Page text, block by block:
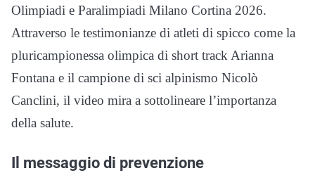
Olimpiadi e Paralimpiadi Milano Cortina 2026.
Attraverso le testimonianze di atleti di spicco come la
pluricampionessa olimpica di short track Arianna
Fontana e il campione di sci alpinismo Nicolò
Canclini, il video mira a sottolineare l’importanza
della salute.
Il messaggio di prevenzione